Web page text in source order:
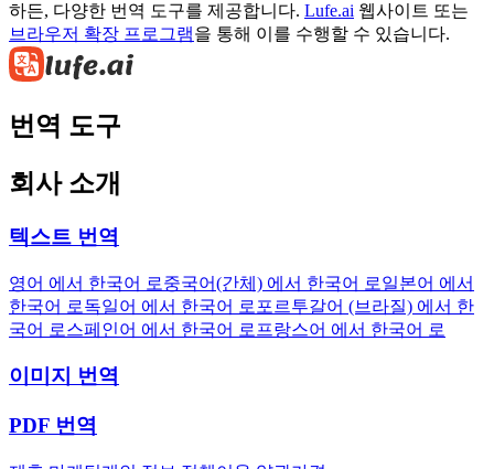
하든, 다양한 번역 도구를 제공합니다. Lufe.ai 웹사이트 또는
브라우저 확장 프로그램을 통해 이를 수행할 수 있습니다.
번역 도구
회사 소개
텍스트 번역
영어 에서 한국어 로중국어(간체) 에서 한국어 로일본어 에서
한국어 로독일어 에서 한국어 로 포르투갈어 (브라질) 에서 한
국어 로스페인어 에서 한국어 로 프랑스어 에서 한국어 로
이미지 번역
PDF 번역